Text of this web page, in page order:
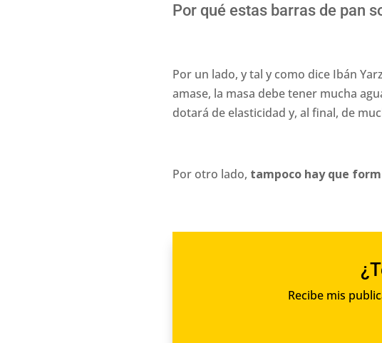
Por qué estas barras de pan
Por un lado, y tal y como dice Ibán
amase, la masa debe tener mucha
dotará de elasticidad y, al final, de
Por otro lado, tampoco hay que
Recibe mis